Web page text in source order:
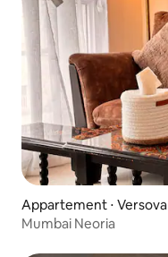
Appartement ⋅ Versova
Mumbai Neoria